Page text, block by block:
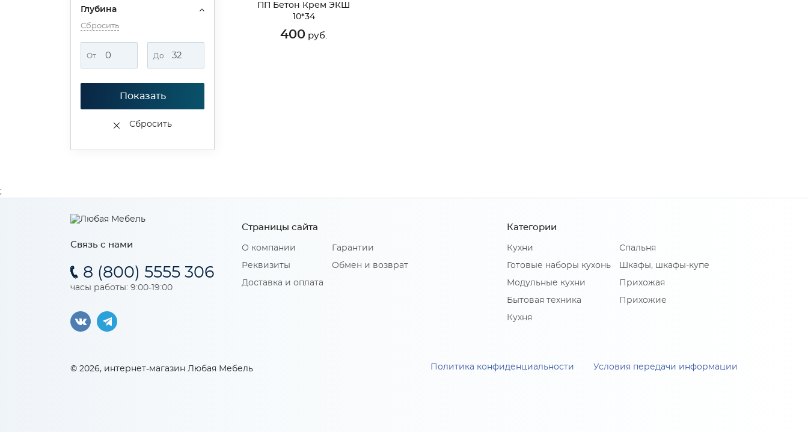
Глубина
Сбросить
От До
Показать
Сбросить
ПП Бетон Крем ЭКШ
10*34
400 руб.
Связь с нами
8 (800) 5555 306
часы работы: 9:00-19:00
Страницы сайта
О компании
Реквизиты
Доставка и оплата
Гарантии
Обмен и возврат
Категории
Кухни
Готовые наборы кухонь
Модульные кухни
Бытовая техника
Кухня
Спальня
Шкафы, шкафы-купе
Прихожая
Прихожие
© 2026, интернет-магазин Любая Мебель Политика конфиденциальности Условия передачи информации
;